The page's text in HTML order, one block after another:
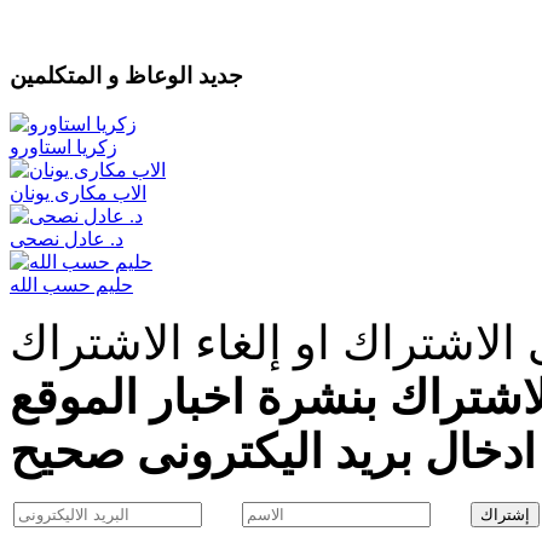
جديد الوعاظ و المتكلمين
زكريا استاورو
الاب مكارى يونان
د. عادل نصحى
حليم حسب الله
او إلغاء الاشتراك
بنشرة اخبار الموقع